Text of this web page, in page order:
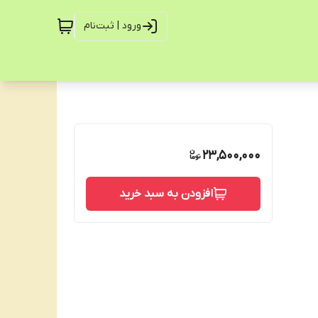
ورود | ثبت‌نام
23,500,000
افزودن به سبد خرید